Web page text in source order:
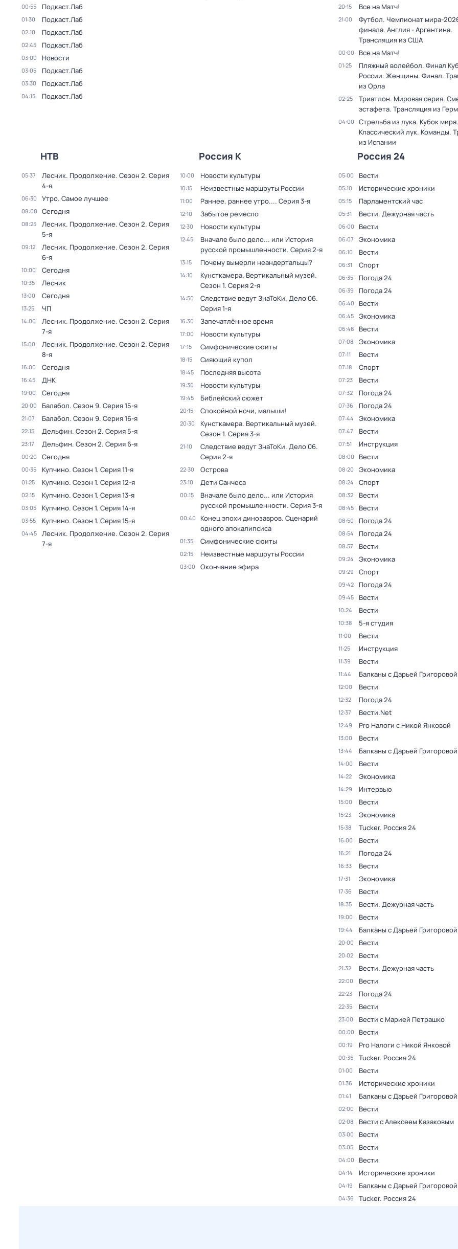
00:55 Подкаст.Лаб
01:30 Подкаст.Лаб
02:10 Подкаст.Лаб
02:45 Подкаст.Лаб
03:00 Новости
03:05 Подкаст.Лаб
03:30 Подкаст.Лаб
04:15 Подкаст.Лаб
20:15 Все на Матч!
21:00
Футбол. Чемпионат мира-
финала. Англия - Аргентина.
Трансляция из США
00:00 Все на Матч!
01:25
Пляжный волейбол. Финал
России. Женщины. Финал.
из Орла
02:25
Триатлон. Мировая серия.
эстафета. Трансляция из
04:00
Стрельба из лука. Кубок мира.
Классический лук. Команды.
из Испании
НТВ
05:37 Лесник. Продолжение. Сезон 2. Серия
4-я
06:30 Утро. Самое лучшее
08:00 Сегодня
08:25 Лесник. Продолжение. Сезон 2. Серия
5-я
09:12 Лесник. Продолжение. Сезон 2. Серия
6-я
10:00 Сегодня
10:35 Лесник
13:00 Сегодня
13:25 ЧП
14:00 Лесник. Продолжение. Сезон 2. Серия
7-я
15:00 Лесник. Продолжение. Сезон 2. Серия
8-я
16:00 Сегодня
16:45 ДНК
19:00 Сегодня
20:00 Балабол. Сезон 9. Серия 15-я
21:07 Балабол. Сезон 9. Серия 16-я
22:15 Дельфин. Сезон 2. Серия 5-я
23:17 Дельфин. Сезон 2. Серия 6-я
00:20 Сегодня
00:35 Купчино. Сезон 1. Серия 11-я
01:25 Купчино. Сезон 1. Серия 12-я
02:15 Купчино. Сезон 1. Серия 13-я
03:05 Купчино. Сезон 1. Серия 14-я
03:55 Купчино. Сезон 1. Серия 15-я
04:45 Лесник. Продолжение. Сезон 2. Серия
7-я
Россия К
10:00 Новости культуры
10:15 Неизвестные маршруты России
11:00 Раннее, раннее утро.... Серия 3-я
12:10 Забытое ремесло
12:30 Новости культуры
12:45
Вначале было дело... или История
русской промышленности. Серия 2-я
13:15 Почему вымерли неандертальцы?
14:10 Кунсткамера. Вертикальный музей.
Сезон 1. Серия 2-я
14:50 Следствие ведут ЗнаТоКи. Дело 06.
Серия 1-я
16:30 Запечатлённое время
17:00 Новости культуры
17:15 Симфонические сюиты
18:15 Сияющий купол
18:45 Последняя высота
19:30 Новости культуры
19:45 Библейский сюжет
20:15 Спокойной ночи, малыши!
20:30 Кунсткамера. Вертикальный музей.
Сезон 1. Серия 3-я
21:10 Следствие ведут ЗнаТоКи. Дело 06.
Серия 2-я
22:30 Острова
23:10 Дети Санчеса
00:15
Вначале было дело... или История
русской промышленности. Серия 3-я
00:40
Конец эпохи динозавров. Сценарий
одного апокалипсиса
01:35 Симфонические сюиты
02:15 Неизвестные маршруты России
03:00 Окончание эфира
Россия 24
05:00 Вести
05:10 Исторические хроники
05:15 Парламентский час
05:31 Вести. Дежурная часть
06:00 Вести
06:07 Экономика
06:10 Вести
06:31 Спорт
06:35 Погода 24
06:39 Погода 24
06:40 Вести
06:45 Экономика
06:48 Вести
07:08 Экономика
07:11 Вести
07:18 Спорт
07:23 Вести
07:32 Погода 24
07:36 Погода 24
07:44 Экономика
07:47 Вести
07:51 Инструкция
08:00 Вести
08:20 Экономика
08:24 Спорт
08:32 Вести
08:45 Вести
08:50 Погода 24
08:54 Погода 24
08:57 Вести
09:24 Экономика
09:29 Спорт
09:42 Погода 24
09:45 Вести
10:24 Вести
10:38 5-я студия
11:00 Вести
11:25 Инструкция
11:39 Вести
11:44 Балканы с Дарьей Григоровой
12:00 Вести
12:32 Погода 24
12:37 Вести.Net
12:49 Pro Налоги с Никой Янковой
13:00 Вести
13:44 Балканы с Дарьей Григоровой
14:00 Вести
14:22 Экономика
14:29 Интервью
15:00 Вести
15:23 Экономика
15:38 Tucker. Россия 24
16:00 Вести
16:21 Погода 24
16:33 Вести
17:31 Экономика
17:36 Вести
18:35 Вести. Дежурная часть
19:00 Вести
19:44 Балканы с Дарьей Григоровой
20:00 Вести
20:02 Вести
21:32 Вести. Дежурная часть
22:00 Вести
22:23 Погода 24
22:35 Вести
23:00 Вести с Марией Петрашко
00:00 Вести
00:19 Pro Налоги с Никой Янковой
00:36 Tucker. Россия 24
01:00 Вести
01:36 Исторические хроники
01:41 Балканы с Дарьей Григоровой
02:00 Вести
02:08 Вести с Алексеем Казаковым
03:00 Вести
03:05 Вести
04:00 Вести
04:14 Исторические хроники
04:19 Балканы с Дарьей Григоровой
04:36 Tucker. Россия 24